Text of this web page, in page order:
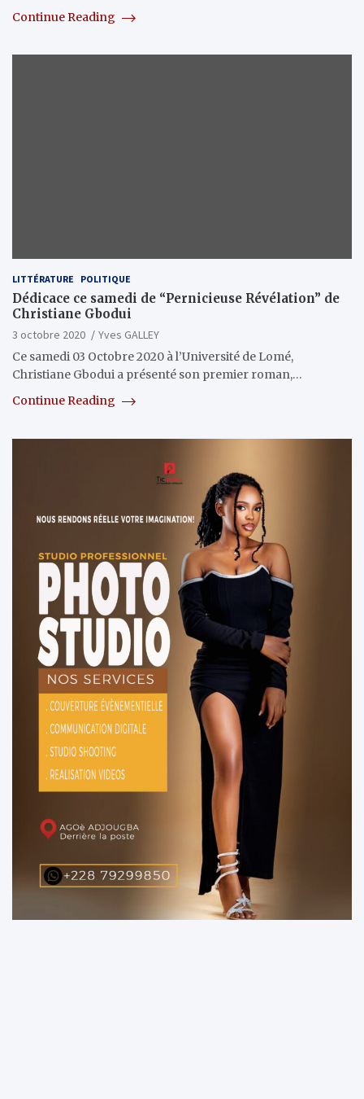
Continue Reading
LITTÉRATURE POLITIQUE
Dédicace ce samedi de “Pernicieuse Révélation” de
Christiane Gbodui
3 octobre 2020
Yves GALLEY
Ce samedi 03 Octobre 2020 à l’Université de Lomé,
Christiane Gbodui a présenté son premier roman,…
Continue Reading